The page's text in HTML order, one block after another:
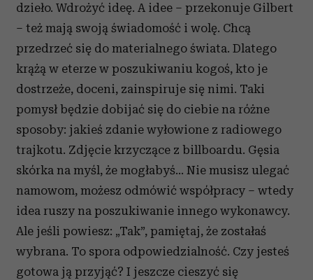
dzieło. Wdrożyć ideę. A idee – przekonuje Gilbert
– też mają swoją świadomość i wolę. Chcą
przedrzeć się do materialnego świata. Dlatego
krążą w eterze w poszukiwaniu kogoś, kto je
dostrzeże, doceni, zainspiruje się nimi. Taki
pomysł będzie dobijać się do ciebie na różne
sposoby: jakieś zdanie wyłowione z radiowego
trajkotu. Zdjęcie krzyczące z billboardu. Gęsia
skórka na myśl, że mogłabyś… Nie musisz ulegać
namowom, możesz odmówić współpracy – wtedy
idea ruszy na poszukiwanie innego wykonawcy.
Ale jeśli powiesz: „Tak”, pamiętaj, że zostałaś
wybrana. To spora odpowiedzialność. Czy jesteś
gotowa ją przyjąć? I jeszcze cieszyć się